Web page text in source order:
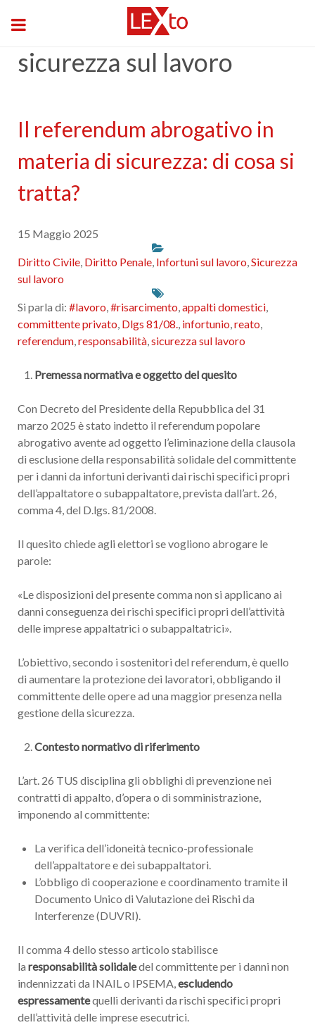
sicurezza sul lavoro
Il referendum abrogativo in
materia di sicurezza: di cosa si
tratta?
15 Maggio 2025
Diritto Civile, Diritto Penale, Infortuni sul lavoro,Sicurezza
sul lavoro
Si parla di: #lavoro,#risarcimento,appalti domestici,
committente privato, Dlgs 81/08., infortunio,reato,
referendum,responsabilità,sicurezza sul lavoro
Premessa normativa e oggetto del quesito
Con Decreto del Presidente della Repubblica del 31
marzo 2025 è stato indetto il referendum popolare
abrogativo avente ad oggetto l’eliminazione della clausola
di esclusione della responsabilità solidale del committente
per i danni da infortuni derivanti dai rischi specifici propri
dell’appaltatore o subappaltatore, prevista dall’art. 26,
comma 4, del D.lgs. 81/2008.
Il quesito chiede agli elettori se vogliono abrogare le
parole:
«Le disposizioni del presente comma non si applicano ai
danni conseguenza dei rischi specifici propri dell’attività
delle imprese appaltatrici o subappaltatrici».
L’obiettivo, secondo i sostenitori del referendum, è quello
di aumentare la protezione dei lavoratori, obbligando il
committente delle opere ad una maggior presenza nella
gestione della sicurezza.
Contesto normativo di riferimento
L’art. 26 TUS disciplina gli obblighi di prevenzione nei
contratti di appalto, d’opera o di somministrazione,
imponendo al committente:
La verifica dell’idoneità tecnico-professionale
dell’appaltatore e dei subappaltatori.
L’obbligo di cooperazione e coordinamento tramite il
Documento Unico di Valutazione dei Rischi da
Interferenze (DUVRI).
Il comma 4 dello stesso articolo stabilisce
la responsabilità solidaledel committente per i danni non
indennizzati da INAIL o IPSEMA,escludendo
espressamentequelli derivanti da rischi specifici propri
dell’attività delle imprese esecutrici.